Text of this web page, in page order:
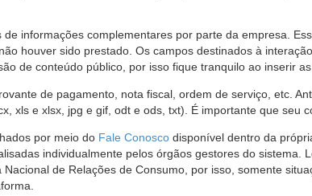
informações complementares por parte da empresa.
houver sido prestado. Os campos destinados à
de conteúdo público, por isso fique tranquilo ao inserir
de pagamento, nota fiscal, ordem de serviço, etc.
xls e xlsx, jpg e gif, odt e ods, txt). É importante que seu
por meio do Fale Conosco disponível dentro da
individualmente pelos órgãos gestores do sistema.
de Relações de Consumo, por isso, somente